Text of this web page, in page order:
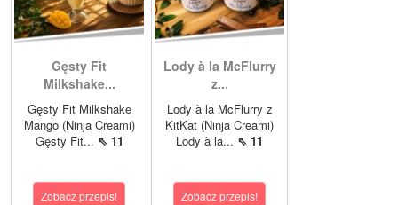
Gęsty Fit
Milkshake...
Gęsty Fit Milkshake
Mango (Ninja Creami)
Gęsty Fit... ⇖ 11
Zobacz przepis!
Lody à la McFlurry
z...
Lody à la McFlurry z
KitKat (Ninja Creami)
Lody à la... ⇖ 11
Zobacz przepis!